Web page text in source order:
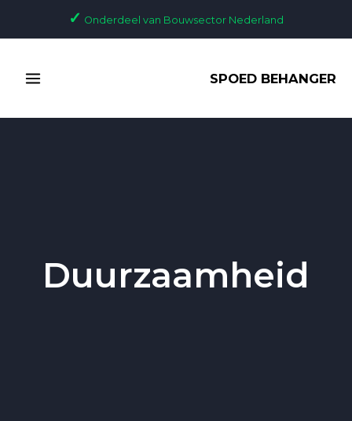
✓ Onderdeel van Bouwsector Nederland
MENU
SPOED BEHANGER
Duurzaamheid